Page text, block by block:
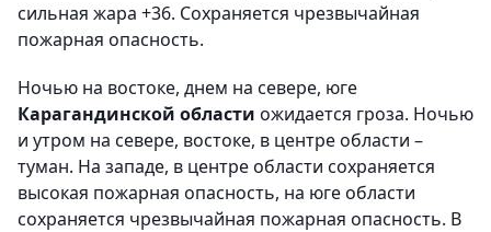
сильная жара +36. Сохраняется чрезвычайная
пожарная опасность.
Ночью на востоке, днем на севере, юге
Карагандинской области ожидается гроза. Ночью
и утром на севере, востоке, в центре области –
туман. На западе, в центре области сохраняется
высокая пожарная опасность, на юге области
сохраняется чрезвычайная пожарная опасность. В